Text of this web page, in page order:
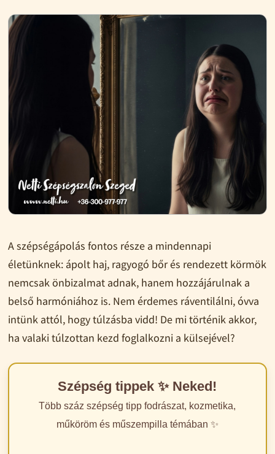
A szépségápolás fontos része a mindennapi
életünknek: ápolt haj, ragyogó bőr és rendezett körmök
nemcsak önbizalmat adnak, hanem hozzájárulnak a
belső harmóniához is. Nem érdemes ráventilálni, óvva
intünk attól, hogy túlzásba vidd! De mi történik akkor,
ha valaki túlzottan kezd foglalkozni a külsejével?
Szépség tippek ✨ Neked!
Több száz szépség tipp fodrászat, kozmetika,
műköröm és műszempilla témában ✨